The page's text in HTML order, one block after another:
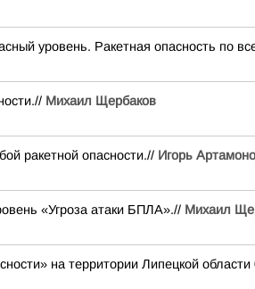
уровень. Ракетная опасность по
Михаил Щербаков
ракетной опасности.// Игорь
«Угроза атаки БПЛА».// Михаил
на территории Липецкой